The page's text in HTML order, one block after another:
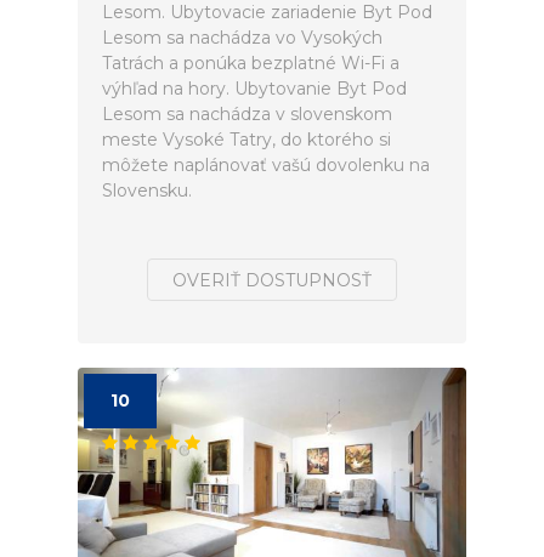
Lesom. Ubytovacie zariadenie Byt Pod
Lesom sa nachádza vo Vysokých
Tatrách a ponúka bezplatné Wi-Fi a
výhľad na hory. Ubytovanie Byt Pod
Lesom sa nachádza v slovenskom
meste Vysoké Tatry, do ktorého si
môžete naplánovať vašú dovolenku na
Slovensku.
OVERIŤ DOSTUPNOSŤ
10